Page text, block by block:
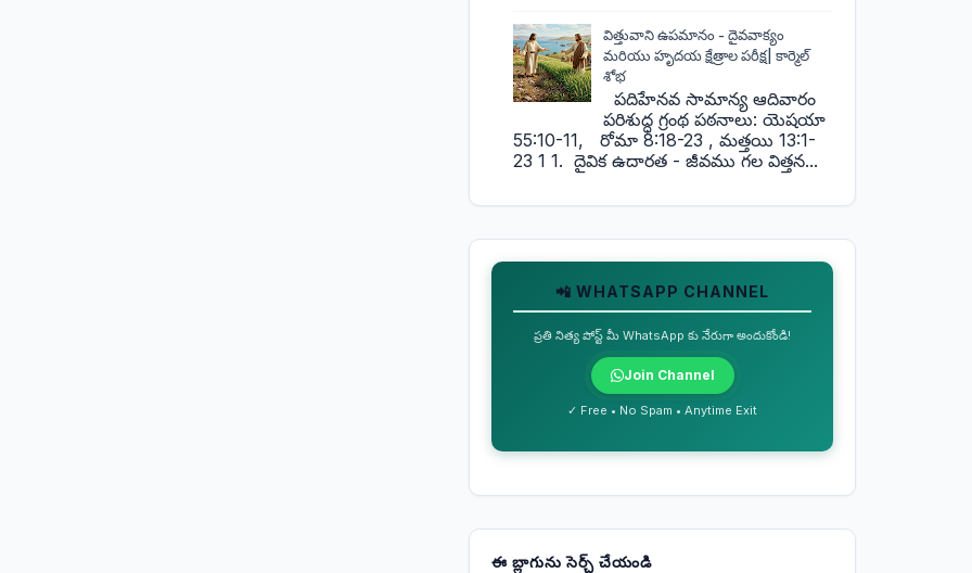
విత్తువాని ఉపమానం - దైవవాక్యం
మరియు హృదయ క్షేత్రాల పరీక్ష| కార్మెల్
శోభ
పదిహేనవ సామాన్య ఆదివారం
పరిశుద్ధ గ్రంథ పఠనాలు: యెషయా
55:10-11, రోమా 8:18-23 , మత్తయి 13:1-
23 1 1. దైవిక ఉదారత - జీవము గల విత్తన...
📲 WHATSAPP CHANNEL
ప్రతి నిత్య పోస్ట్ మీ WhatsApp కు నేరుగా అందుకోండి!
Join Channel
✓ Free • No Spam • Anytime Exit
ఈ బ్లాగును సెర్చ్ చేయండి